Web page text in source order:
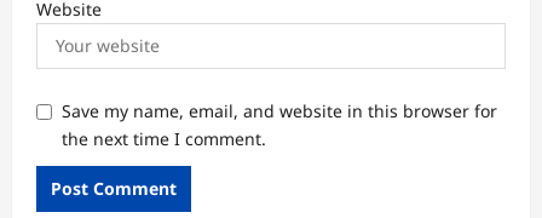
Website
Save my name, email, and website in this browser for
the next time I comment.